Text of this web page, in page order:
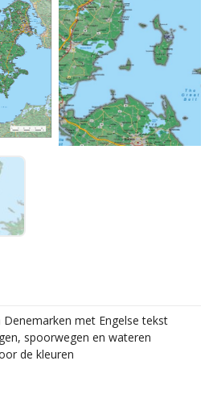
met Engelse tekst
spoorwegen en wateren
de kleuren